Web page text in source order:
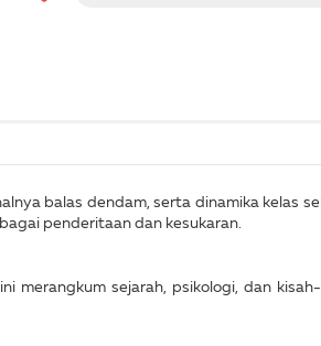
balas dendam, serta dinamika kelas
penderitaan dan kesukaran.
merangkum sejarah, psikologi, dan